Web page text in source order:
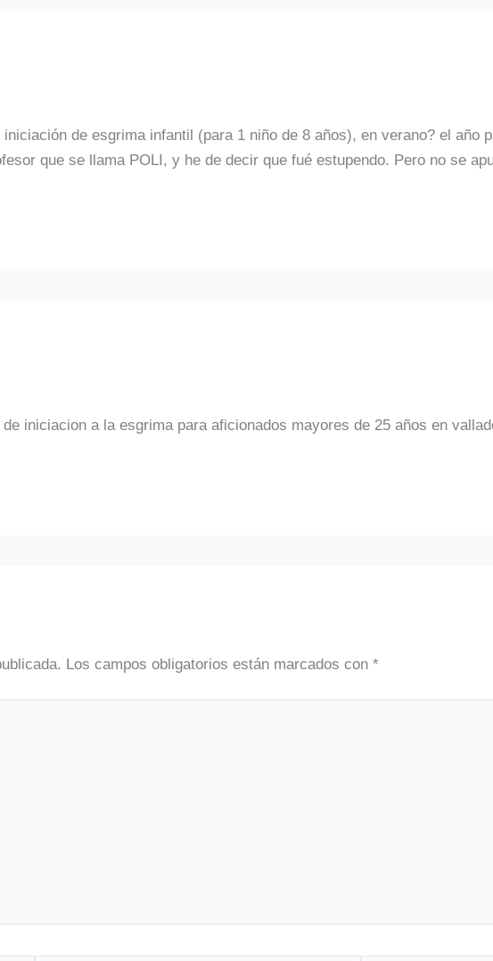
de esgrima infantil (para 1 niño de 8 años), en verano? el año
que se llama POLI, y he de decir que fué estupendo. Pero no se
iniciacion a la esgrima para aficionados mayores de 25 años en
Los campos obligatorios están marcados con *